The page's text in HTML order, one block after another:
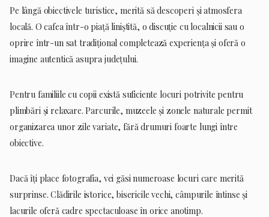
Pe lângă obiectivele turistice, merită să descoperi și atmosfera
locală. O cafea într-o piață liniștită, o discuție cu localnicii sau o
oprire într-un sat tradițional completează experiența și oferă o
imagine autentică asupra județului.
Pentru familiile cu copii există suficiente locuri potrivite pentru
plimbări și relaxare. Parcurile, muzeele și zonele naturale permit
organizarea unor zile variate, fără drumuri foarte lungi între
obiective.
Dacă îți place fotografia, vei găsi numeroase locuri care merită
surprinse. Clădirile istorice, bisericile vechi, câmpurile întinse și
lacurile oferă cadre spectaculoase în orice anotimp.